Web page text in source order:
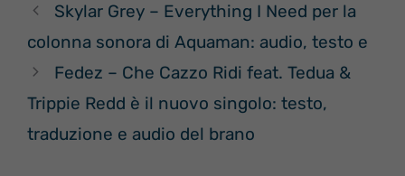
Skylar Grey – Everything I Need per la
colonna sonora di Aquaman: audio, testo e
Fedez – Che Cazzo Ridi feat. Tedua &
Trippie Redd è il nuovo singolo: testo,
traduzione e audio del brano